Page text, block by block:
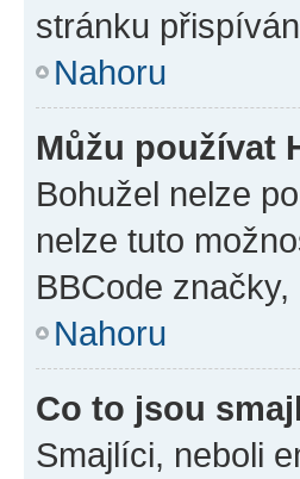
stránku
Nahoru
Můžu používat
Bohužel nelze
nelze tuto
BBCode
Nahoru
Co to jsou
Smajlíci, neboli